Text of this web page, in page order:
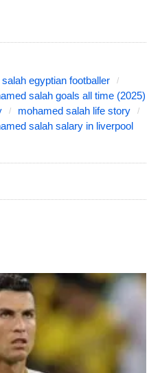
egyptian footballer
salah goals all time (2025)
mohamed salah life story
salah salary in liverpool